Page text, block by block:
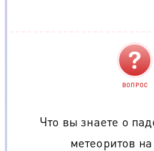
ВОПРОС
Что вы знаете о
метеоритов